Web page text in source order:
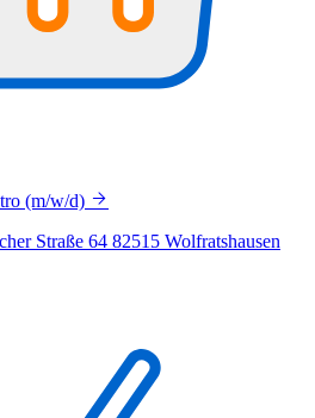
(m/w/d)
Straße 64 82515 Wolfratshausen